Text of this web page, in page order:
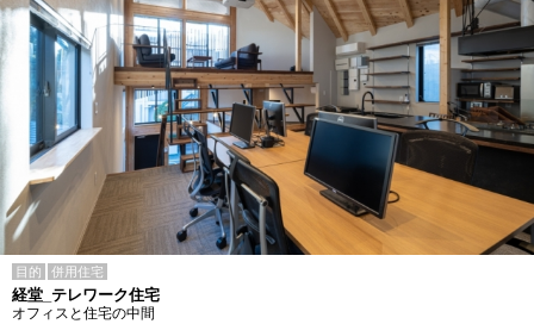
目的 併用住宅
経堂_テレワーク住宅
オフィスと住宅の中間